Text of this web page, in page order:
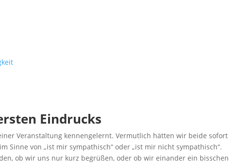
Eindrucks
Veranstaltung kennengelernt. Vermutlich hätten wir beide sofort
Sinne von „ist mir sympathisch“ oder „ist mir nicht sympathisch“.
ob wir uns nur kurz begrüßen, oder ob wir einander ein bisschen